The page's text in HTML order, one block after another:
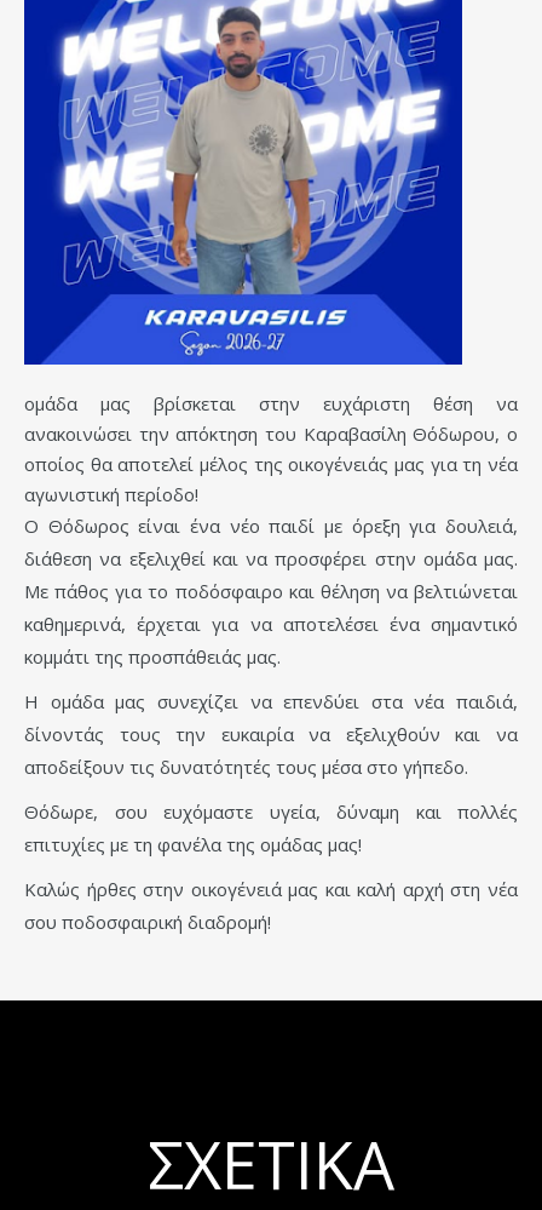
ομάδα μας βρίσκεται στην ευχάριστη θέση να
ανακοινώσει την απόκτηση του Καραβασίλη Θόδωρου, ο
οποίος θα αποτελεί μέλος της οικογένειάς μας για τη νέα
αγωνιστική περίοδο!
Ο Θόδωρος είναι ένα νέο παιδί με όρεξη για δουλειά,
διάθεση να εξελιχθεί και να προσφέρει στην ομάδα μας.
Με πάθος για το ποδόσφαιρο και θέληση να βελτιώνεται
καθημερινά, έρχεται για να αποτελέσει ένα σημαντικό
κομμάτι της προσπάθειάς μας.
Η ομάδα μας συνεχίζει να επενδύει στα νέα παιδιά,
δίνοντάς τους την ευκαιρία να εξελιχθούν και να
αποδείξουν τις δυνατότητές τους μέσα στο γήπεδο.
Θόδωρε, σου ευχόμαστε υγεία, δύναμη και πολλές
επιτυχίες με τη φανέλα της ομάδας μας!
Καλώς ήρθες στην οικογένειά μας και καλή αρχή στη νέα
σου ποδοσφαιρική διαδρομή!
ΣΧΕΤΙΚΆ